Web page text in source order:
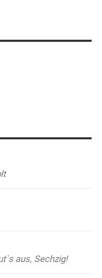
aus, Sechzig!